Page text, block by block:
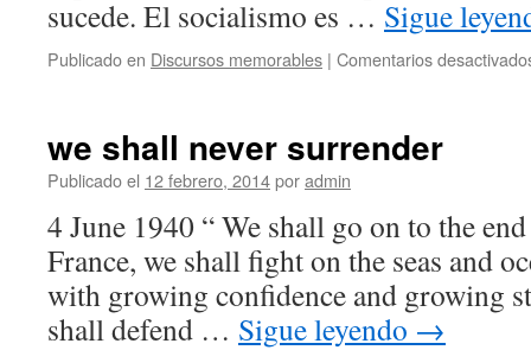
sucede. El socialismo es … Sigue
Publicado en Discursos memorables | Comentarios
we shall never surrender
Publicado el 12 febrero, 2014poradmin
4 June 1940 “ We shall go on to the
France, we shall fight on the seas and
with growing confidence and growing
shall defend … Sigue leyendo →